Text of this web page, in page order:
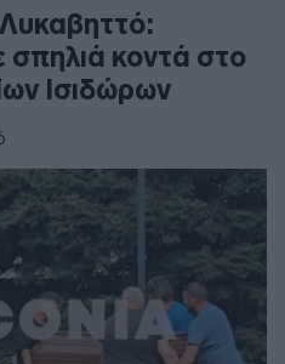
κοντά στο
Ισιδώρων